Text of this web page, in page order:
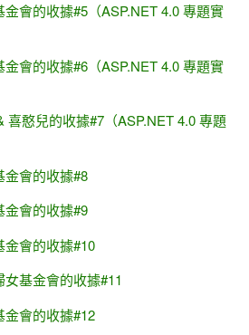
會的收據#5（ASP.NET 4.0 專題實
會的收據#6（ASP.NET 4.0 專題實
喜憨兒的收據#7（ASP.NET 4.0 專題
金會的收據#8
金會的收據#9
會的收據#10
基金會的收據#11
會的收據#12